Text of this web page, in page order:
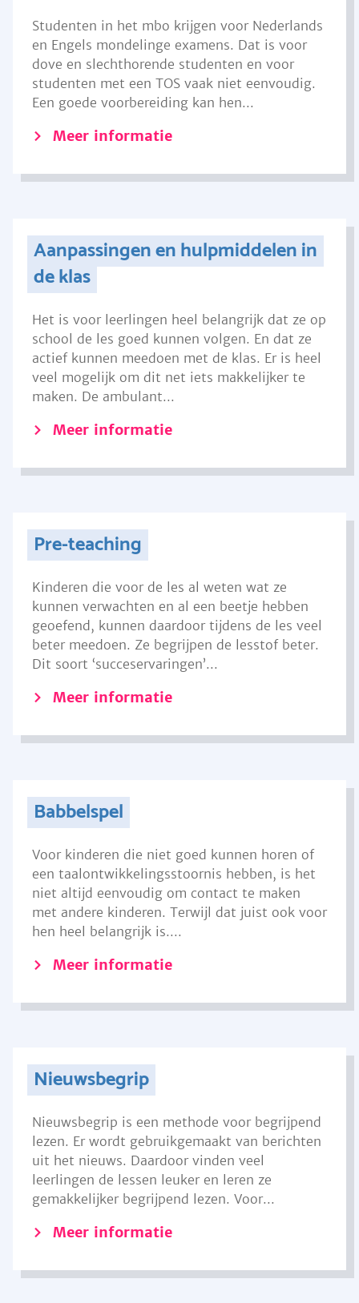
Studenten in het mbo krijgen voor Nederlands
en Engels mondelinge examens. Dat is voor
dove en slechthorende studenten en voor
studenten met een TOS vaak niet eenvoudig.
Een goede voorbereiding kan hen...
Meer informatie
Aanpassingen en hulpmiddelen in
de klas
Het is voor leerlingen heel belangrijk dat ze op
school de les goed kunnen volgen. En dat ze
actief kunnen meedoen met de klas. Er is heel
veel mogelijk om dit net iets makkelijker te
maken. De ambulant...
Meer informatie
Pre-teaching
Kinderen die voor de les al weten wat ze
kunnen verwachten en al een beetje hebben
geoefend, kunnen daardoor tijdens de les veel
beter meedoen. Ze begrijpen de lesstof beter.
Dit soort ‘succeservaringen’...
Meer informatie
Babbelspel
Voor kinderen die niet goed kunnen horen of
een taalontwikkelingsstoornis hebben, is het
niet altijd eenvoudig om contact te maken
met andere kinderen. Terwijl dat juist ook voor
hen heel belangrijk is....
Meer informatie
Nieuwsbegrip
Nieuwsbegrip is een methode voor begrijpend
lezen. Er wordt gebruikgemaakt van berichten
uit het nieuws. Daardoor vinden veel
leerlingen de lessen leuker en leren ze
gemakkelijker begrijpend lezen. Voor...
Meer informatie